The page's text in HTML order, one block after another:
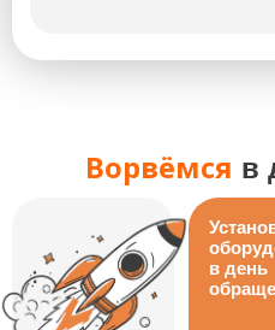
Ворвёмся в
в день